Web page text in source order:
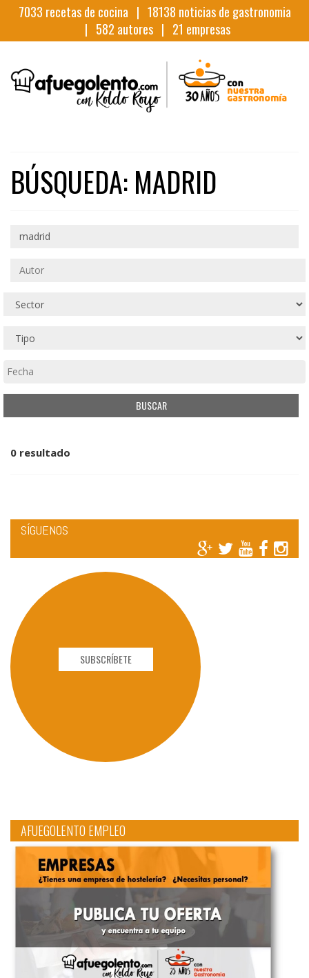
7033 recetas de cocina | 18138 noticias de gastronomia
| 582 autores | 21 empresas
BÚSQUEDA: MADRID
0 resultado
SÍGUENOS
SUBSCRÍBETE
AFUEGOLENTO EMPLEO